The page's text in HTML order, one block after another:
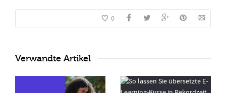
0
Verwandte Artikel